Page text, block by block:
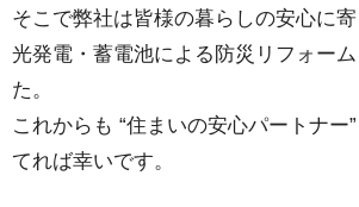
そこで弊社は皆様の暮らしの安⼼に
光発電・蓄電池による防災リフォー
た。
これからも “住まいの安⼼パートナー
てれば幸いです。